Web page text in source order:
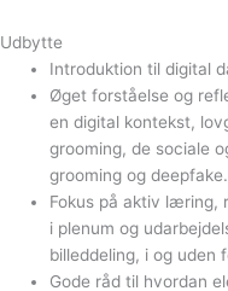
Udbytte
Introduktion til digital
Øget forståelse og
en digital kontekst,
grooming, de sociale
grooming og deepfake.
Fokus på aktiv læring,
i plenum og
billeddeling, i og uden
Gode råd til hvordan